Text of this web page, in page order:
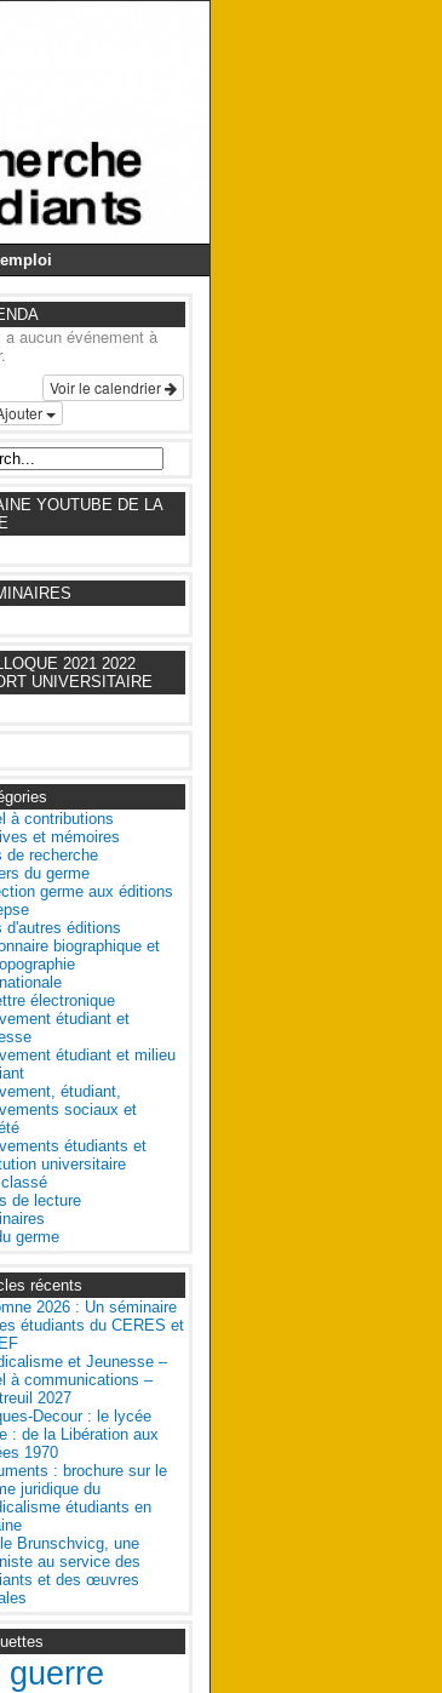
a aucun événement à
Voir le calendrier
YOUTUBE DE LA
2021 2022
UNIVERSITAIRE
à contributions
et mémoires
de recherche
du germe
germe aux éditions
d'autres éditions
biographique et
électronique
étudiant et
étudiant et milieu
étudiant,
sociaux et
étudiants et
universitaire
classé
de lecture
germe
récents
2026 : Un séminaire
étudiants du CERES et
et Jeunesse –
à communications –
2027
Decour : le lycée
: de la Libération aux
1970
: brochure sur le
juridique du
étudiants en
Brunschvicg, une
au service des
et des œuvres
guerre